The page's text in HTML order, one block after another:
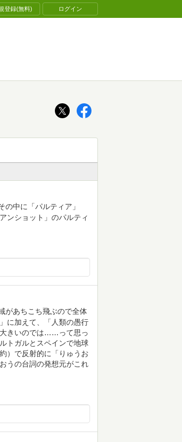
登録(無料) ログイン
中に「パルティア」
ンショット」のパルティ
があちこち飛ぶので全体
に加えて、「人類の愚行
大きいのでは……って思っ
トガルとスペインで地球
）で反射的に「りゅうお
うの台詞の発想元がこれ